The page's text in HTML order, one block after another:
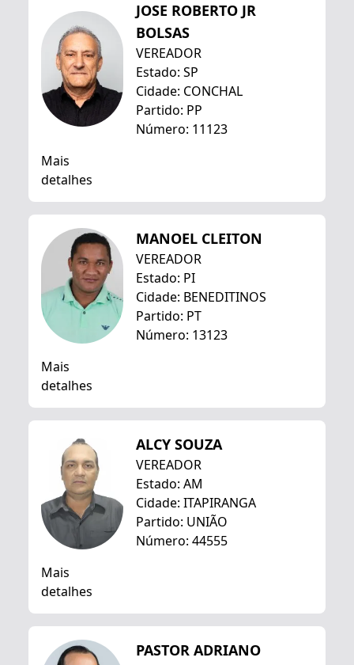
JOSE ROBERTO JR
BOLSAS
VEREADOR
Estado: SP
Cidade: CONCHAL
Partido: PP
Número: 11123
Mais
detalhes
MANOEL CLEITON
VEREADOR
Estado: PI
Cidade: BENEDITINOS
Partido: PT
Número: 13123
Mais
detalhes
ALCY SOUZA
VEREADOR
Estado: AM
Cidade: ITAPIRANGA
Partido: UNIÃO
Número: 44555
Mais
detalhes
PASTOR ADRIANO